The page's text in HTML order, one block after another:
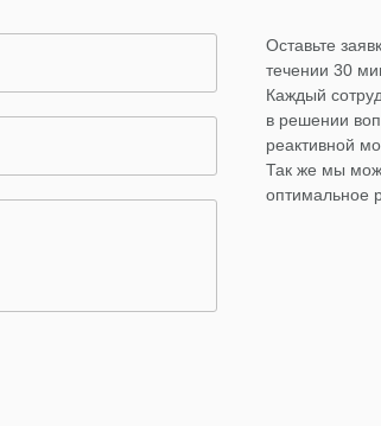
Оставьте
течении 30
Каждый
в решении
реактивной
Так же мы
оптимальное